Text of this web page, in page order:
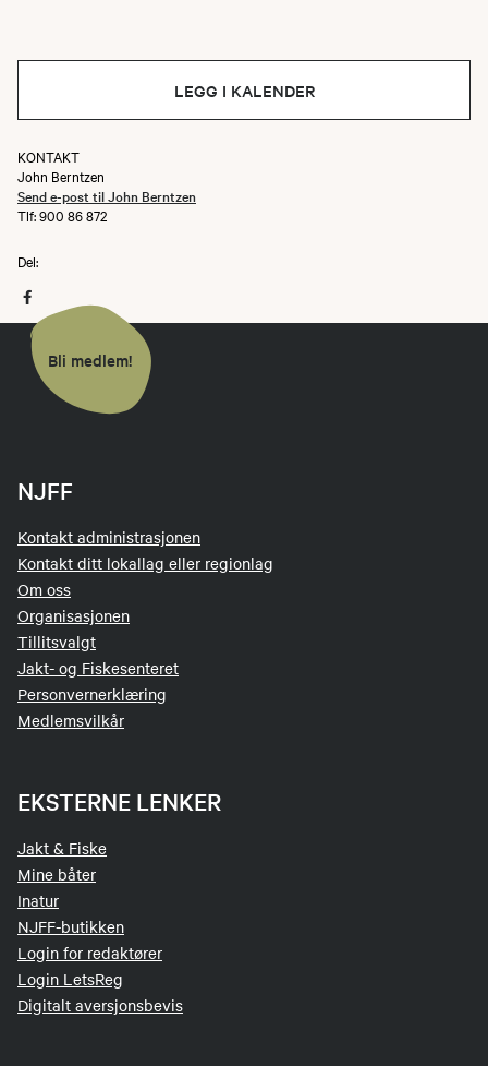
LEGG I KALENDER
KONTAKT
John Berntzen
Send e-post til John Berntzen
Tlf: 900 86 872
Del:
Bli medlem!
NJFF
Kontakt administrasjonen
Kontakt ditt lokallag eller regionlag
Om oss
Organisasjonen
Tillitsvalgt
Jakt- og Fiskesenteret
Personvernerklæring
Medlemsvilkår
EKSTERNE LENKER
Jakt & Fiske
Mine båter
Inatur
NJFF-butikken
Login for redaktører
Login LetsReg
Digitalt aversjonsbevis